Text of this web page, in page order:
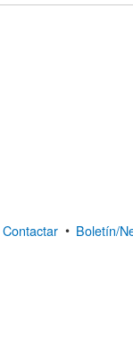
Contactar • Boletín/